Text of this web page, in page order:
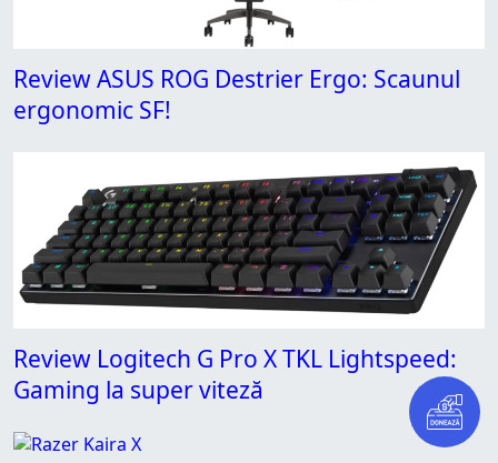
Review ASUS ROG Destrier Ergo: Scaunul
ergonomic SF!
Review Logitech G Pro X TKL Lightspeed:
Gaming la super viteză